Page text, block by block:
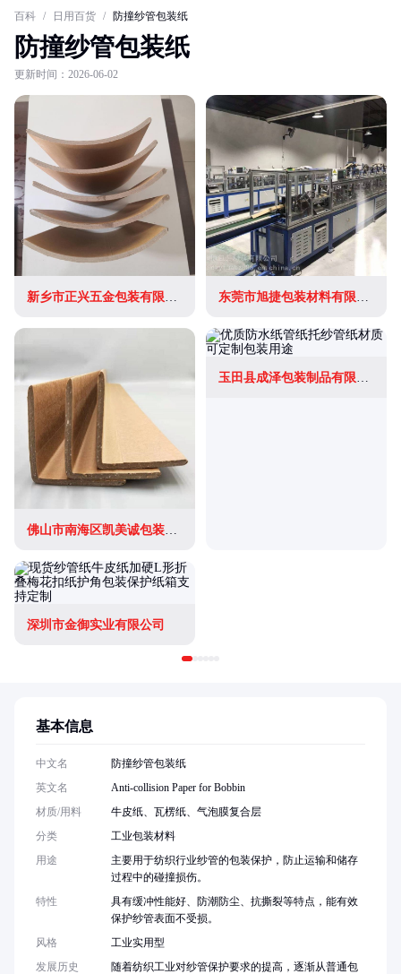
百科 / 日用百货 / 防撞纱管包装纸
防撞纱管包装纸
更新时间：2026-06-02
新乡市正兴五金包装有限责任公司 东莞市旭捷包装材料有限公司
佛山市南海区凯美诚包装材料制品厂
玉田县成泽包装制品有限公司
深圳市金御实业有限公司
基本信息
中文名
防撞纱管包装纸
英文名
Anti-collision Paper for Bobbin
材质/用料
牛皮纸、瓦楞纸、气泡膜复合层
分类
工业包装材料
用途
主要用于纺织行业纱管的包装保护，防止运输和储存
过程中的碰撞损伤。
特性
具有缓冲性能好、防潮防尘、抗撕裂等特点，能有效
保护纱管表面不受损。
风格
工业实用型
发展历史
随着纺织工业对纱管保护要求的提高，逐渐从普通包